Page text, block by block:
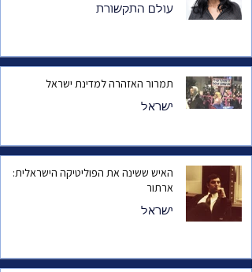
עולם התקשורת
תמרור האזהרה למדינת ישראל
ישראל
האיש ששינה את הפוליטיקה הישראלית:
ארתור
ישראל